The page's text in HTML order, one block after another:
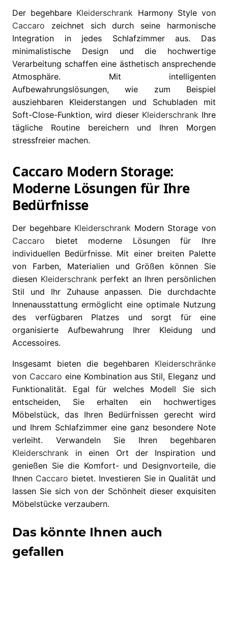
Der begehbare Kleiderschrank Harmony Style von
Caccaro zeichnet sich durch seine harmonische
Integration in jedes Schlafzimmer aus. Das
minimalistische Design und die hochwertige
Verarbeitung schaffen eine ästhetisch ansprechende
Atmosphäre. Mit intelligenten
Aufbewahrungslösungen, wie zum Beispiel
ausziehbaren Kleiderstangen und Schubladen mit
Soft-Close-Funktion, wird dieser KleiderschrankIhre
tägliche Routine bereichern und Ihren Morgen
stressfreier machen.
Caccaro Modern Storage:
Moderne Lösungen für Ihre
Bedürfnisse
Der begehbare Kleiderschrank Modern Storage von
Caccaro bietet moderne Lösungen für Ihre
individuellen Bedürfnisse. Mit einer breiten Palette
von Farben, Materialien und Größen können Sie
diesen Kleiderschrankperfekt an Ihren persönlichen
Stil und Ihr Zuhause anpassen. Die durchdachte
Innenausstattung ermöglicht eine optimale Nutzung
des verfügbaren Platzes und sorgt für eine
organisierte Aufbewahrung Ihrer Kleidung und
Accessoires.
Insgesamt bieten die begehbaren Kleiderschränke
von Caccaro eine Kombination aus Stil, Eleganz und
Funktionalität. Egal für welches Modell Sie sich
entscheiden, Sie erhalten ein hochwertiges
Möbelstück, das Ihren Bedürfnissen gerecht wird
und Ihrem Schlafzimmer eine ganz besondere Note
verleiht. Verwandeln Sie Ihren begehbaren
Kleiderschrank in einen Ort der Inspiration und
genießen Sie die Komfort- und Designvorteile, die
Ihnen Caccaro bietet. Investieren Sie in Qualität und
lassen Sie sich von der Schönheit dieser exquisiten
Möbelstücke verzaubern.
Das könnte Ihnen auch
gefallen